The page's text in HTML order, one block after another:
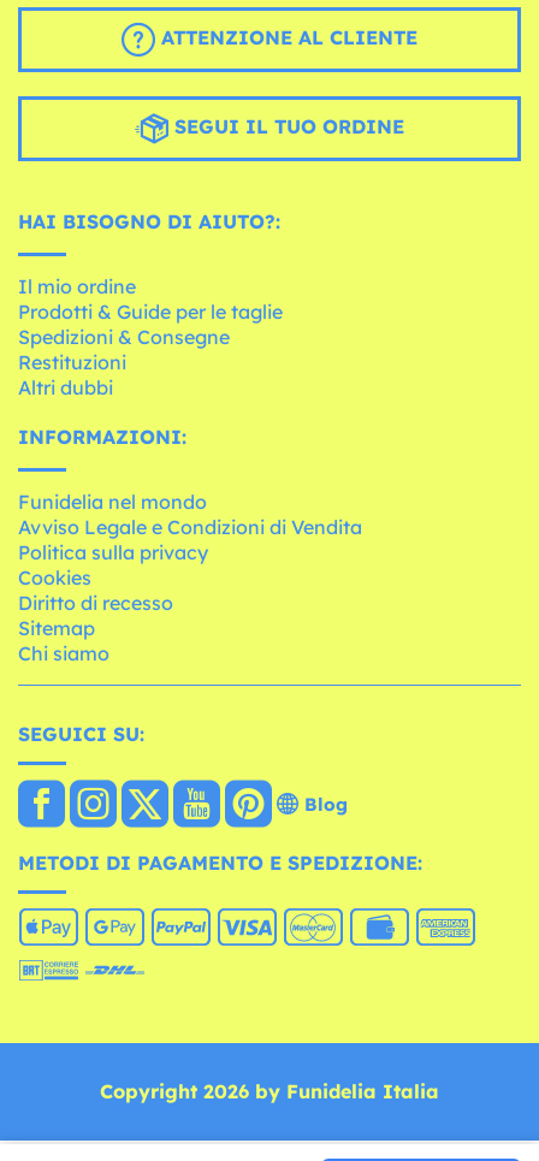
ATTENZIONE AL CLIENTE
SEGUI IL TUO ORDINE
HAI BISOGNO DI AIUTO?:
Il mio ordine
Prodotti & Guide per le taglie
Spedizioni & Consegne
Restituzioni
Altri dubbi
INFORMAZIONI:
Funidelia nel mondo
Avviso Legale e Condizioni di Vendita
Politica sulla privacy
Cookies
Diritto di recesso
Sitemap
Chi siamo
SEGUICI SU:
Blog
METODI DI PAGAMENTO E SPEDIZIONE:
Copyright 2026 by Funidelia Italia